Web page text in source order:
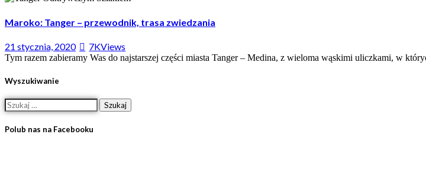
Maroko: Tanger – przewodnik, trasa zwiedzania
21 stycznia, 2020 7KViews
Tym razem zabieramy Was do najstarszej części miasta Tanger – Medina, z wieloma wąskimi uliczkami, w
Wyszukiwanie
Polub nas na Facebooku